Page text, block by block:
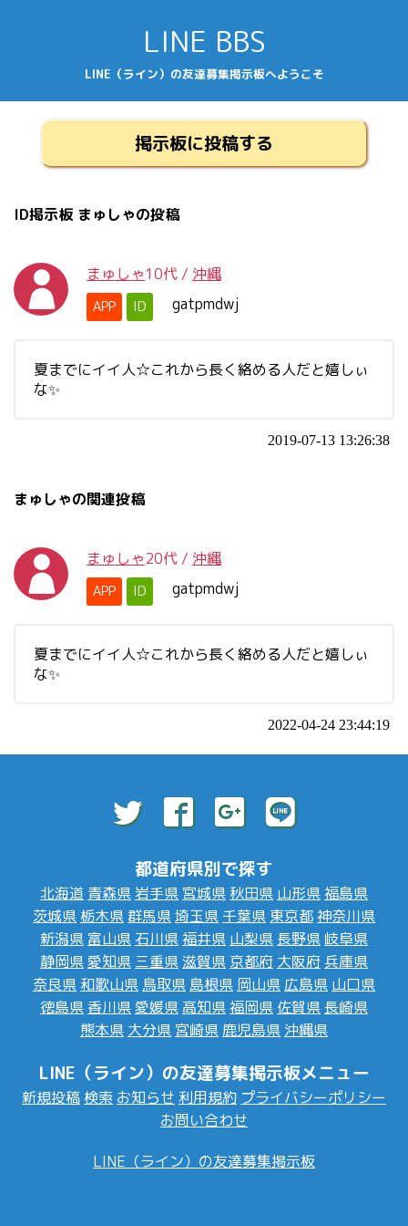
LINE BBS
LINE（ライン）の友達募集掲示板へようこそ
掲示板に投稿する
ID掲示板 まゅしゃの投稿
まゅしゃ10代 / 沖縄
APP ID gatpmdwj
夏までにイイ人☆これから長く絡める人だと嬉しぃ
な✨
2019-07-13 13:26:38
まゅしゃの関連投稿
まゅしゃ20代 / 沖縄
APP ID gatpmdwj
夏までにイイ人☆これから長く絡める人だと嬉しぃ
な✨
2022-04-24 23:44:19
都道府県別で探す
北海道 青森県 岩手県 宮城県 秋田県 山形県福島県
茨城県 栃木県群馬県埼玉県 千葉県 東京都神奈川県
新潟県 富山県 石川県福井県 山梨県 長野県 岐阜県
静岡県愛知県 三重県滋賀県 京都府 大阪府 兵庫県
奈良県 和歌山県 鳥取県 島根県 岡山県 広島県 山口県
徳島県 香川県愛媛県 高知県福岡県 佐賀県 長崎県
熊本県 大分県 宮崎県 鹿児島県 沖縄県
LINE（ライン）の友達募集掲示板メニュー
新規投稿 検索 お知らせ 利用規約 プライバシーポリシー
お問い合わせ
LINE（ライン）の友達募集掲示板